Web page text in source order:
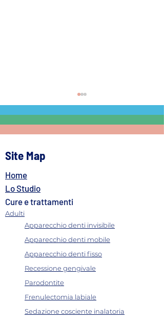
quanto farla: la guida
completa per un sorriso
sano
Site Map
Home
Lo Studio
Cure e trattamenti
Adulti
Apparecchio denti invisibile
Apparecchio denti mobile
Apparecchio denti fisso
Recessione gengivale
Parodontite
Frenulectomia labiale
Sedazione cosciente inalatoria